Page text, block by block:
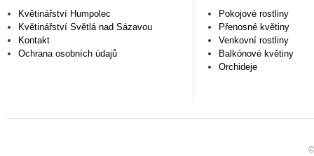
Květinářství Humpolec
Květinářství Světlá nad Sázavou
Kontakt
Ochrana osobních údajů
Pokojové rostliny
Přenosné květiny
Venkovní rostliny
Balkónové květiny
Orchideje